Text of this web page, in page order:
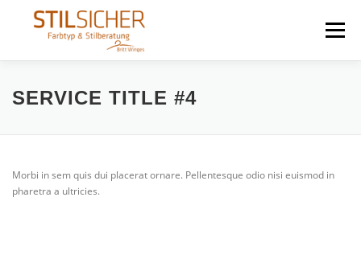
Menü
STILSICHER IMPRESSIONEN
SERVICE TITLE #4
Morbi in sem quis dui placerat ornare. Pellentesque odio nisi euismod in
pharetra a ultricies.